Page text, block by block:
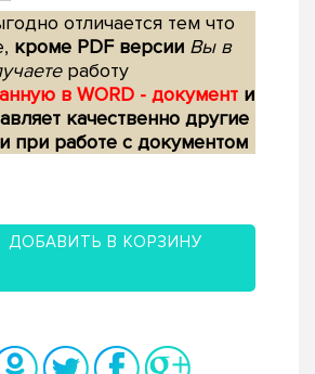
отличается тем что
кроме PDF версии Вы в
работу
в WORD - документ и
качественно другие
при работе с документом
ДОБАВИТЬ В КОРЗИНУ